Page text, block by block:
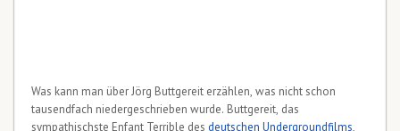
Was kann man über Jörg Buttgereit erzählen, was nicht schon
tausendfach niedergeschrieben wurde. Buttgereit, das
sympathischste Enfant Terrible des deutschen Undergroundfilms,